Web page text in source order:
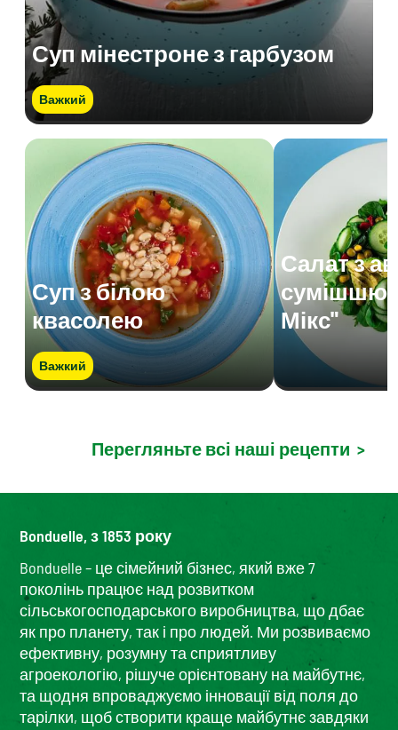
Суп мінестроне з гарбузом
Важкий
Суп з білою
квасолею
Важкий
Салат з
сумішшю
Мікс"
Перегляньте всі наші рецепти >
Bonduelle, з 1853 року
Bonduelle – це сімейний бізнес, який вже 7
поколінь працює над розвитком
сільськогосподарського виробництва, що дбає
як про планету, так і про людей. Ми розвиваємо
ефективну, розумну та сприятливу
агроекологію, рішуче орієнтовану на майбутнє,
та щодня впроваджуємо інновації від поля до
тарілки, щоб створити краще майбутнє завдяки